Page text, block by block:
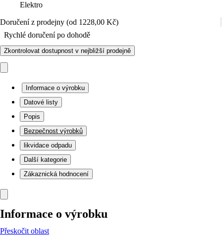
Elektro
Doručení z prodejny (od 1228,00 Kč)
Rychlé doručení po dohodě
Zkontrolovat dostupnost v nejbližší prodejně
Informace o výrobku
Datové listy
Popis
Bezpečnost výrobků
likvidace odpadu
Další kategorie
Zákaznická hodnocení
Informace o výrobku
Přeskočit oblast